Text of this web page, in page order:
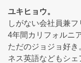
ユキヒョウ。
しがない会社員兼
4年間カリフォルニ
ただのジョジョ好
ネス英語などもシェ